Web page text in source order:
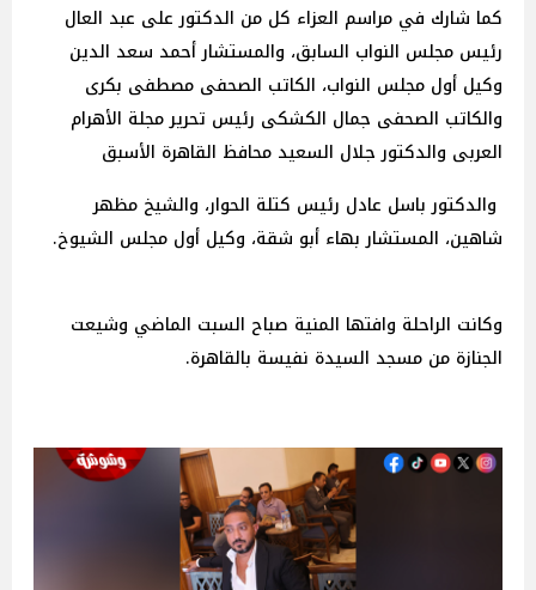
كما شارك في مراسم العزاء كل من الدكتور على عبد العال
رئيس مجلس النواب السابق، والمستشار أحمد سعد الدين
وكيل أول مجلس النواب، الكاتب الصحفى مصطفى بكرى
والكاتب الصحفى جمال الكشكى رئيس تحرير مجلة الأهرام
العربى والدكتور جلال السعيد محافظ القاهرة الأسبق
والدكتور باسل عادل رئيس كتلة الحوار، والشيخ مظهر
شاهين، المستشار بهاء أبو شقة، وكيل أول مجلس الشيوخ.
وكانت الراحلة وافتها المنية صباح السبت الماضي وشيعت
الجنازة من مسجد السيدة نفيسة بالقاهرة.